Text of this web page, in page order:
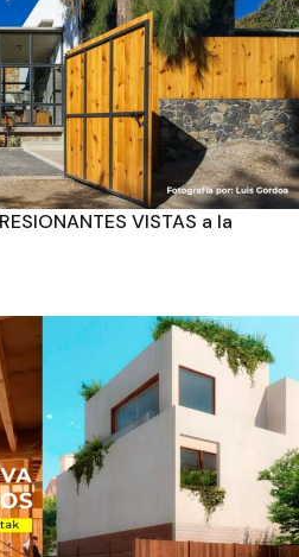
VISTAS a la
filtros